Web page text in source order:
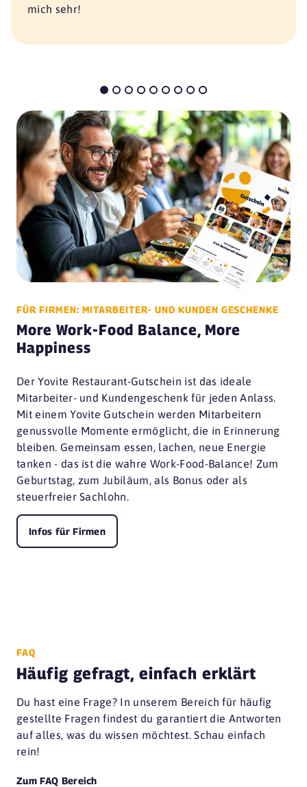
mich sehr!
FÜR FIRMEN: MITARBEITER- UND KUNDEN GESCHENKE
More Work-Food Balance, More
Happiness
Der Yovite Restaurant-Gutschein ist das ideale
Mitarbeiter- und Kundengeschenk für jeden Anlass.
Mit einem Yovite Gutschein werden Mitarbeitern
genussvolle Momente ermöglicht, die in Erinnerung
bleiben. Gemeinsam essen, lachen, neue Energie
tanken - das ist die wahre Work-Food-Balance! Zum
Geburtstag, zum Jubiläum, als Bonus oder als
steuerfreier Sachlohn.
Infos für Firmen
FAQ
Häufig gefragt, einfach erklärt
Du hast eine Frage? In unserem Bereich für häufig
gestellte Fragen findest du garantiert die Antworten
auf alles, was du wissen möchtest. Schau einfach
rein!
Zum FAQ Bereich